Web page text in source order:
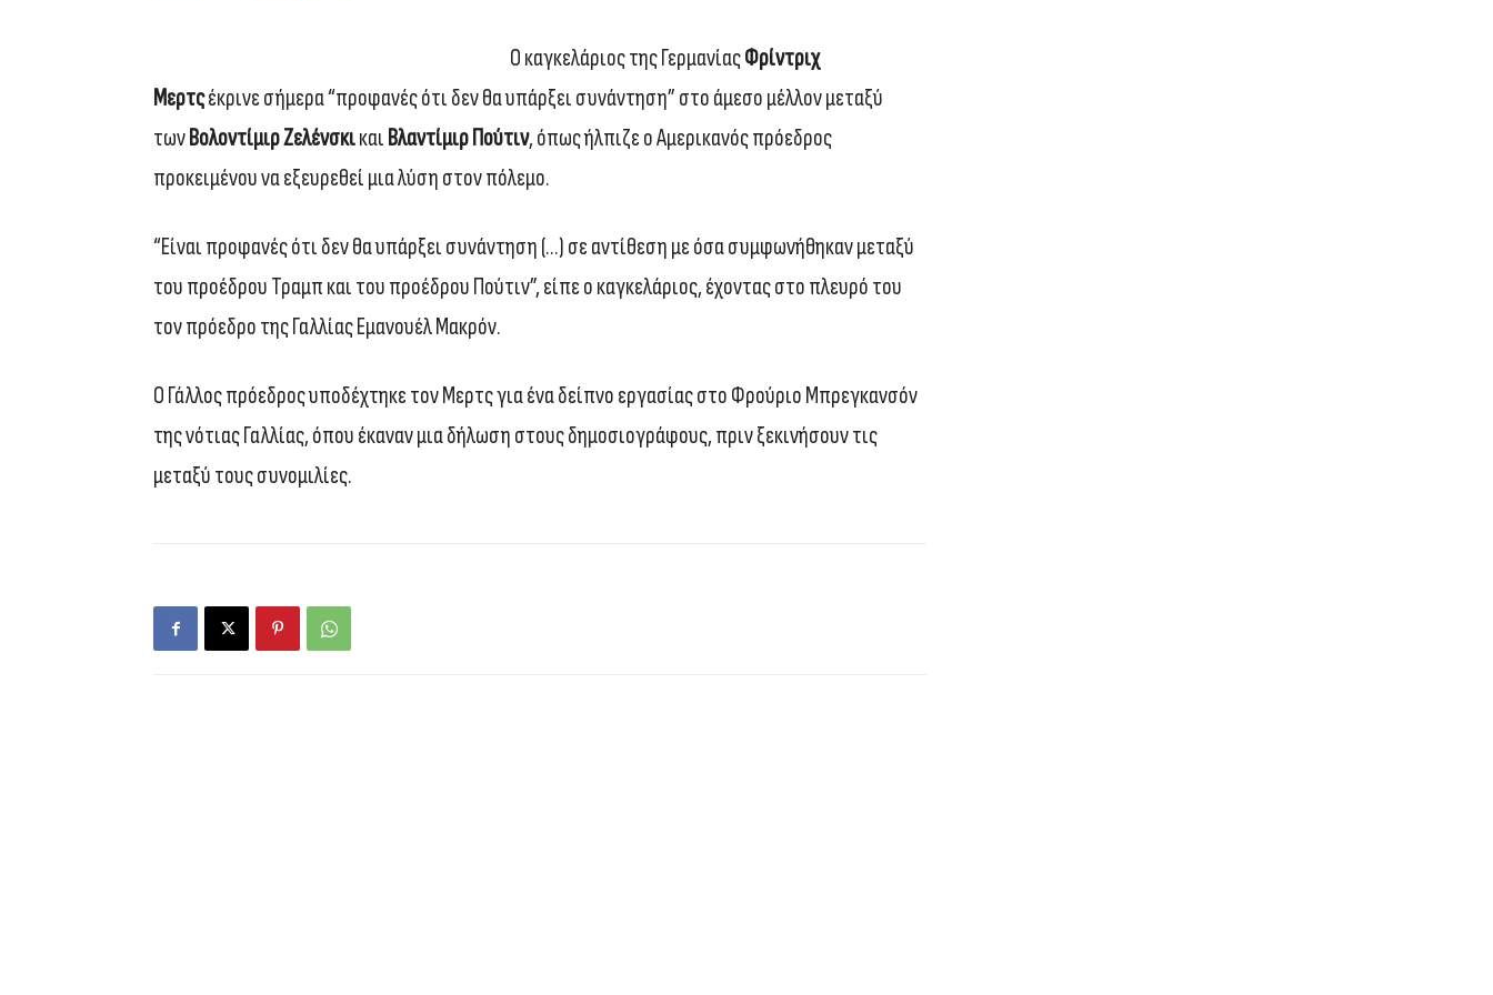
Ο καγκελάριος της ΓερμανίαςΦρίντριχ
Μερτςέκρινε σήμερα “προφανές ότι δεν θα υπάρξει συνάντηση” στο άμεσο μέλλον μεταξύ
τωνΒολοντίμιρ Ζελένσκικαι Βλαντίμιρ Πούτιν, όπως ήλπιζε ο Αμερικανός πρόεδρος
προκειμένου να εξευρεθεί μια λύση στον πόλεμο.
“Είναι προφανές ότι δεν θα υπάρξει συνάντηση (…) σε αντίθεση με όσα συμφωνήθηκαν μεταξύ
του προέδρου Τραμπ και του προέδρου Πούτιν”, είπε ο καγκελάριος, έχοντας στο πλευρό του
τον πρόεδρο της Γαλλίας Εμανουέλ Μακρόν.
Ο Γάλλος πρόεδρος υποδέχτηκε τον Μερτς για ένα δείπνο εργασίας στο Φρούριο Μπρεγκανσόν
της νότιας Γαλλίας, όπου έκαναν μια δήλωση στους δημοσιογράφους, πριν ξεκινήσουν τις
μεταξύ τους συνομιλίες.